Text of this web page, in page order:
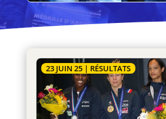
23 JUIN 25| RÉSULTATS